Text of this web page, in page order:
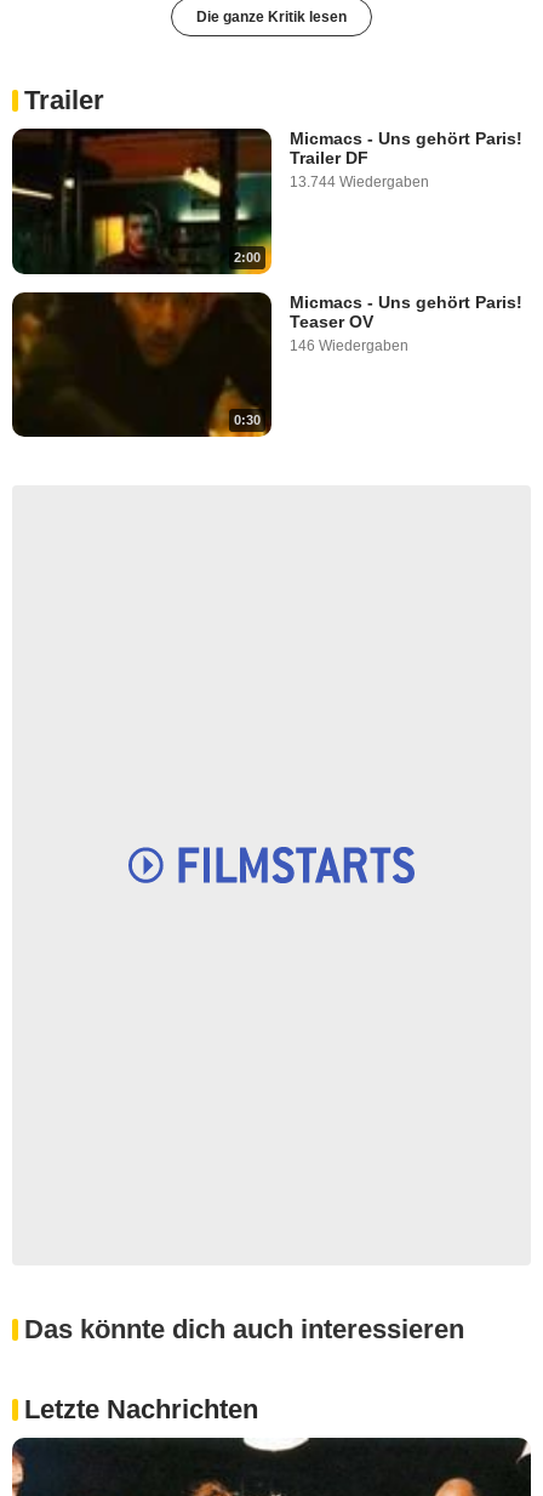
Die ganze Kritik lesen
Trailer
2:00
Micmacs - Uns gehört Paris!
Trailer DF
13.744 Wiedergaben
0:30
Micmacs - Uns gehört Paris!
Teaser OV
146 Wiedergaben
Das könnte dich auch interessieren
Letzte Nachrichten